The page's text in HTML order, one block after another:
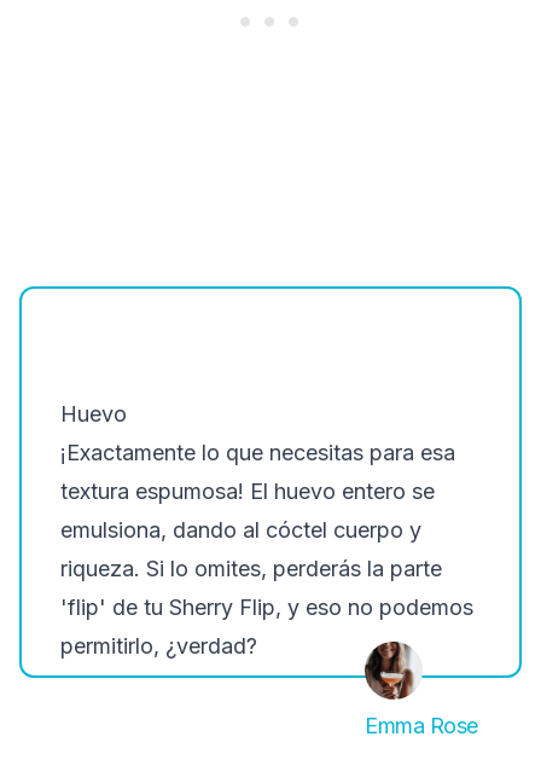
Huevo
¡Exactamente lo que necesitas para esa
textura espumosa! El huevo entero se
emulsiona, dando al cóctel cuerpo y
riqueza. Si lo omites, perderás la parte
'flip' de tu Sherry Flip, y eso no podemos
permitirlo, ¿verdad?
Emma Rose